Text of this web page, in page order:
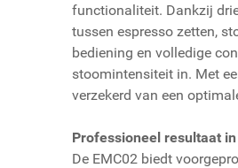
functionaliteit. Dankzij
tussen espresso zetten,
bediening en volledige
stoomintensiteit in. Met
verzekerd van een
Professioneel resultaat
De EMC02 biedt